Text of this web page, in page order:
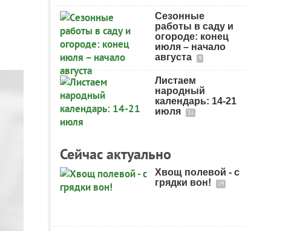
Сезонные
работы в саду и
огороде: конец
июля – начало
августа
9
Листаем
народный
календарь: 14-21
июля
31
Сейчас актуально
Хвощ полевой - с
грядки вон!
19